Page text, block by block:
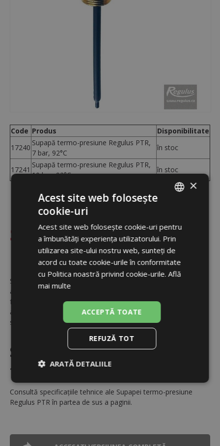
Code Produs
Disponibilitate
17240
Supapă termo-presiune Regulus PTR,
7 bar, 92°C
în stoc
17241
Supapă termo-presiune Regulus PTR,
10 bar, 92°C
în stoc
Descriere
Supapă termo-presiune
Regulus PTR
Supapa termo-presiune Regulus PTR proiectată ca un
accesoriu esențial pentru acumulatoare și rezervoare,
funcționează ca o vană termostatică și de presiune. Aceasta
asigură protecția boilerelor de apă caldă împotriva riscurilor de
supraîncălzire și suprapresiune.
Specificații tehnice Supapă
termo-presiune Regulus PTR
Consultă specificațiile tehnice ale Supapei termo-presiune
Regulus PTR în partea de sus a paginii.
ENGLISH
×
Acest site web folosește
cookie-uri
Acest site web folosește cookie-uri pentru
a îmbunătăți experiența utilizatorului. Prin
utilizarea site-ului nostru web, sunteți de
acord cu toate cookie-urile în conformitate
cu Politica noastră privind cookie-urile. Află
mai multe
ACCEPTĂ TOATE
REFUZĂ TOT
ARATĂ DETALIILE
Strict
necesare
De
performanță
De
targetare